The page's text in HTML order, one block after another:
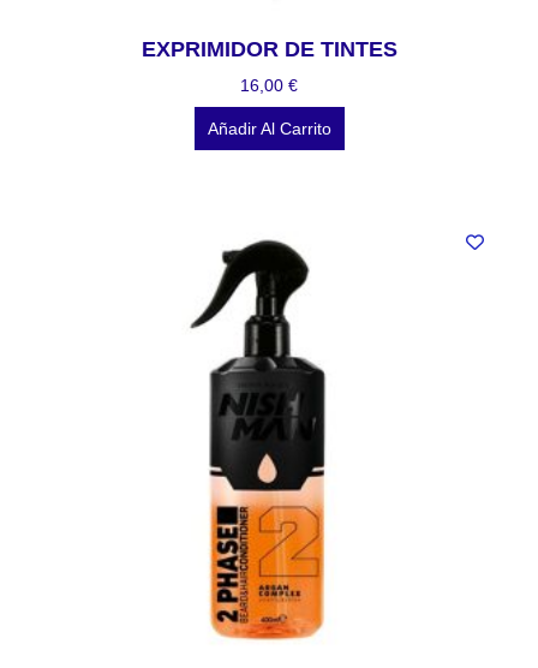
EXPRIMIDOR DE TINTES
16,00 €
Añadir Al Carrito